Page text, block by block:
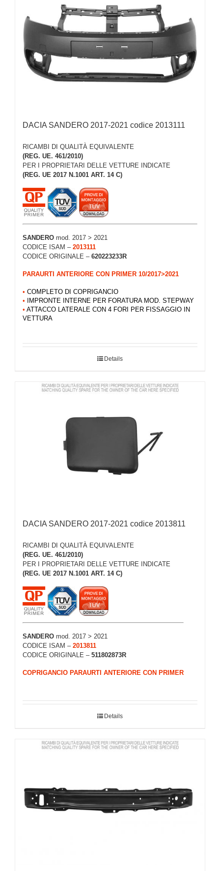
DACIA SANDERO 2017-2021 codice 2013111
RICAMBI DI QUALITÀ EQUIVALENTE
(REG. UE. 461/2010)
PER I PROPRIETARI DELLE VETTURE INDICATE
(REG. UE 2017 N.1001 ART. 14 C)
SANDERO mod. 2017 > 2021
CODICE ISAM – 2013111
CODICE ORIGINALE – 620223233R
PARAURTI ANTERIORE CON PRIMER 10/2017>2021
• COMPLETO DI COPRIGANCIO
•
IMPRONTE INTERNE PER FORATURA MOD. STEPWAY
• ATTACCO LATERALE CON 4 FORI PER FISSAGGIO IN
VETTURA
Details
DACIA SANDERO 2017-2021 codice 2013811
RICAMBI DI QUALITÀ EQUIVALENTE
(REG. UE. 461/2010)
PER I PROPRIETARI DELLE VETTURE INDICATE
(REG. UE 2017 N.1001 ART. 14 C)
SANDERO mod. 2017 > 2021
CODICE ISAM – 2013811
CODICE ORIGINALE – 511802873R
COPRIGANCIO PARAURTI ANTERIORE CON PRIMER
Details